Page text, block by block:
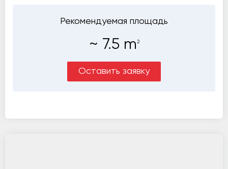
Рекомендуемая площадь
~ 7.5 m 2
Оставить заявку